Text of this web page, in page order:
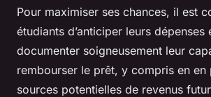
Pour maximiser ses chances, il est
étudiants d’anticiper leurs dépenses
documenter soigneusement leur
rembourser le prêt, y compris en en
sources potentielles de revenus